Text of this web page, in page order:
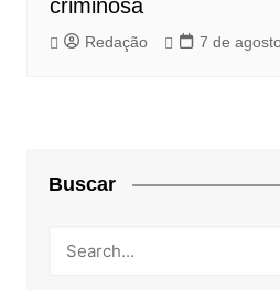
criminosa
Redação 7 de
Buscar